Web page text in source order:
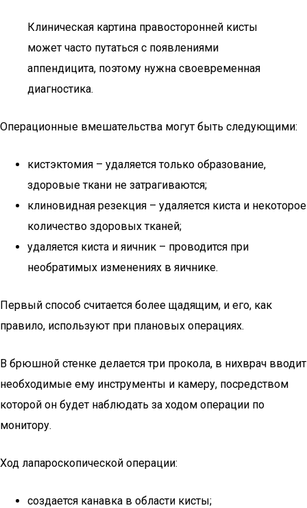
Клиническая картина правосторонней кисты
может часто путаться с появлениями
аппендицита, поэтому нужна своевременная
диагностика.
Операционные вмешательства могут быть следующими:
кистэктомия – удаляется только образование,
здоровые ткани не затрагиваются;
клиновидная резекция – удаляется киста и некоторое
количество здоровых тканей;
удаляется киста и яичник – проводится при
необратимых изменениях в яичнике.
Первый способ считается более щадящим, и его, как
правило, используют при плановых операциях.
В брюшной стенке делается три прокола, в нихврач вводит
необходимые ему инструменты и камеру, посредством
которой он будет наблюдать за ходом операции по
монитору.
Ход лапароскопической операции:
создается канавка в области кисты;